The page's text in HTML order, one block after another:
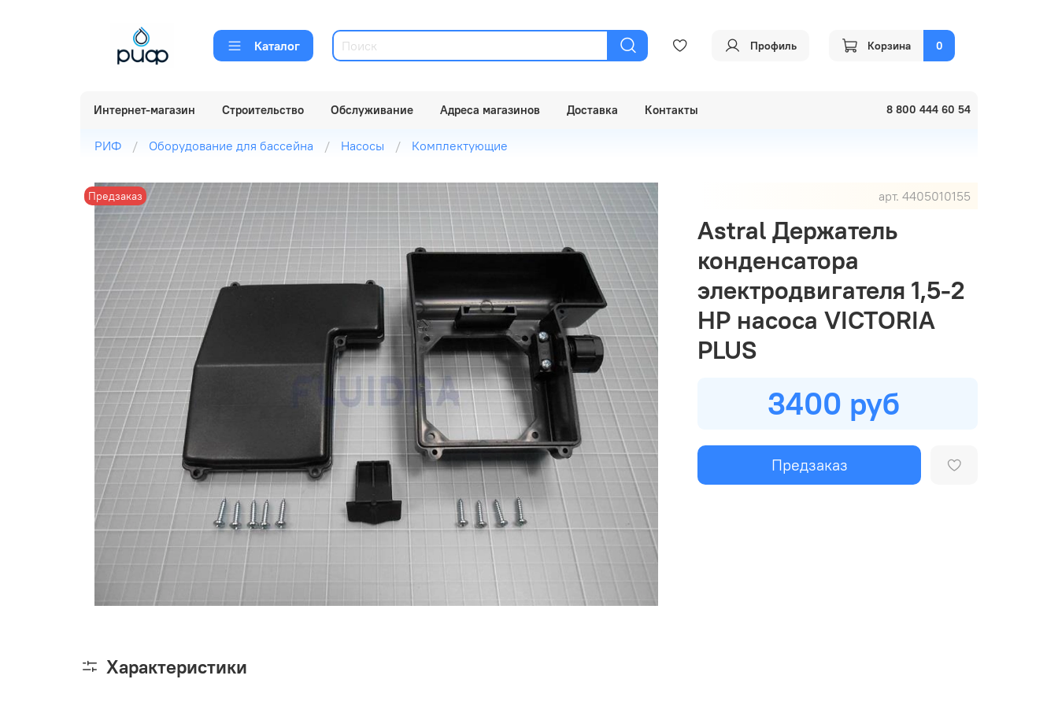
Каталог Профиль Корзина 0
Интернет-магазин Строительство Обслуживание Адреса магазинов Доставка Контакты 8 800 444 60 54
РИФ Оборудование для бассейна Насосы Комплектующие
Предзаказ арт. 4405010155
Astral Держатель
конденсатора
электродвигателя 1,5-2
HP насоса VICTORIA
PLUS
3400 руб
Предзаказ
Характеристики